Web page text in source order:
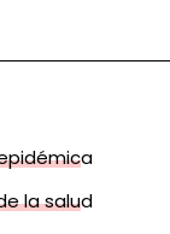
la salud